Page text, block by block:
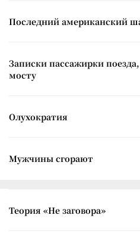
Последний американский
Записки пассажирки
мосту
Олухократия
Мужчины сгорают
Теория «Не заговора»